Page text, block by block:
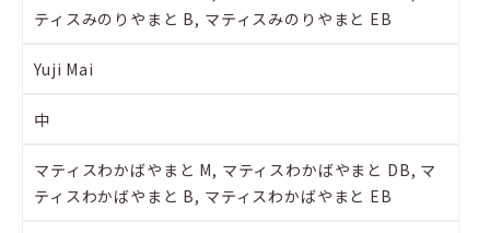
ティスみのりやまと B, マティスみのりやまと EB
Yuji Mai
中
マティスわかばやまと M, マティスわかばやまと DB, マ
ティスわかばやまと B, マティスわかばやまと EB